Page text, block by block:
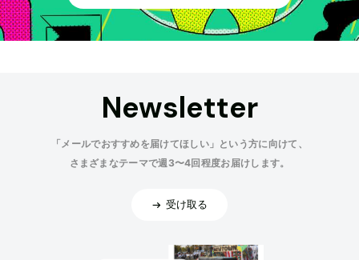
Newsletter
「メールでおすすめを届けてほしい」という方に向けて、
さまざまなテーマで週3〜4回程度お届けします。
受け取る